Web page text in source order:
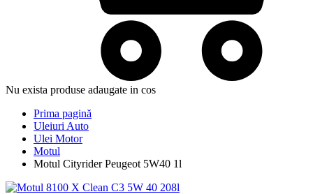
Nu exista produse adaugate in cos
Prima pagină
Uleiuri Auto
Ulei Motor
Motul
Motul Cityrider Peugeot 5W40 1l